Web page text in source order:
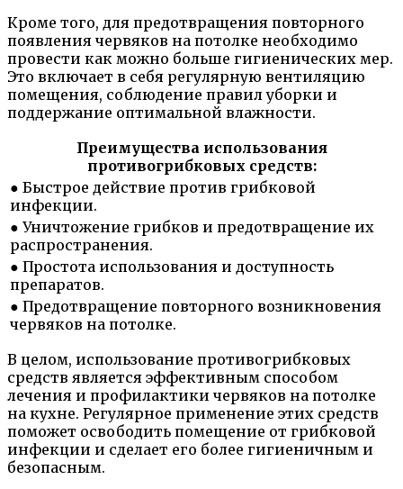
Кроме того, для предотвращения повторного
появления червяков на потолке необходимо
провести как можно больше гигиенических мер.
Это включает в себя регулярную вентиляцию
помещения, соблюдение правил уборки и
поддержание оптимальной влажности.
Преимущества использования
противогрибковых средств:
● Быстрое действие против грибковой
инфекции.
● Уничтожение грибков и предотвращение их
распространения.
● Простота использования и доступность
препаратов.
● Предотвращение повторного возникновения
червяков на потолке.
В целом, использование противогрибковых
средств является эффективным способом
лечения и профилактики червяков на потолке
на кухне. Регулярное применение этих средств
поможет освободить помещение от грибковой
инфекции и сделает его более гигиеничным и
безопасным.